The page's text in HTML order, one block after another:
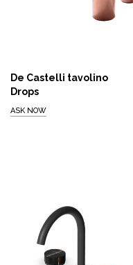
De Castelli tavolino
Drops
ASK NOW